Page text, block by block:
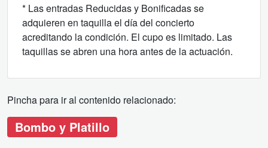
* Las entradas Reducidas y Bonificadas se
adquieren en taquilla el día del concierto
acreditando la condición. El cupo es limitado. Las
taquillas se abren una hora antes de la actuación.
Pincha para ir al contenido relacionado:
Bombo y Platillo